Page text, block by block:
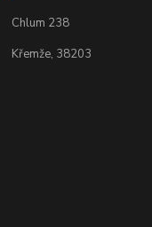
Chlum 238
Křemže, 38203